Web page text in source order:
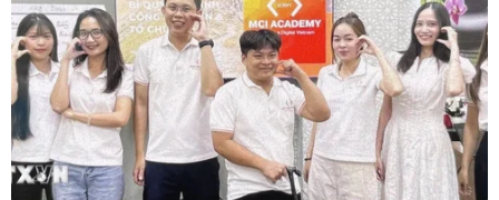
ASEAN Cup 2026: Indonesia tổn thất
lực lượng trước trận quyết đấu tuyển
Việt Nam
03/08/2026 07:21
Xem thêm